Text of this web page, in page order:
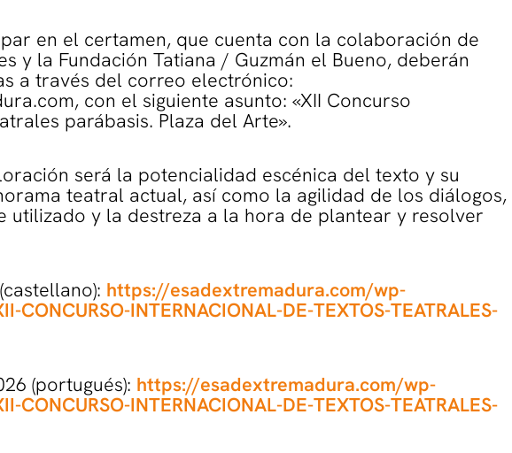
en el certamen, que cuenta con la colaboración de
y la Fundación Tatiana / Guzmán el Bueno, deberán
a través del correo electrónico:
con el siguiente asunto: «XII Concurso
parábasis. Plaza del Arte».
será la potencialidad escénica del texto y su
teatral actual, así como la agilidad de los diálogos,
utilizado y la destreza a la hora de plantear y resolver
https://esadextremadura.com/wp-
INTERNACIONAL-DE-TEXTOS-TEATRALES-
(portugués): https://esadextremadura.com/wp-
INTERNACIONAL-DE-TEXTOS-TEATRALES-